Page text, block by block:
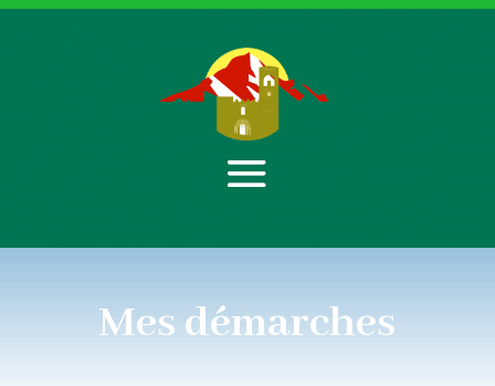
Mes démarches